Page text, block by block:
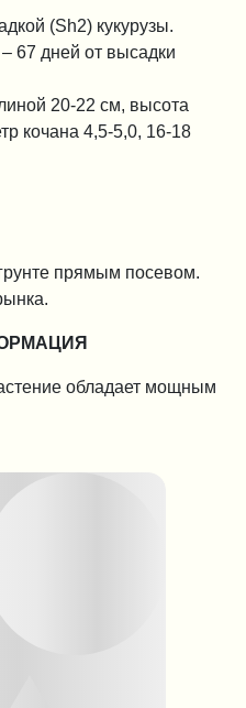
(Sh2) кукурузы.
67 дней от высадки
20-22 см, высота
кочана 4,5-5,0, 16-18
прямым посевом.
обладает мощным